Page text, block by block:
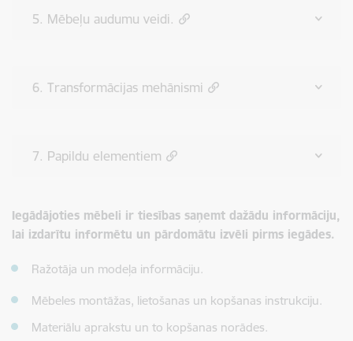
5. Mēbeļu audumu veidi.
6. Transformācijas mehānismi
7. Papildu elementiem
Iegādājoties mēbeli ir tiesības saņemt dažādu informāciju,
lai izdarītu informētu un pārdomātu izvēli pirms iegādes.
Ražotāja un modeļa informāciju.
Mēbeles montāžas, lietošanas un kopšanas instrukciju.
Materiālu aprakstu un to kopšanas norādes.